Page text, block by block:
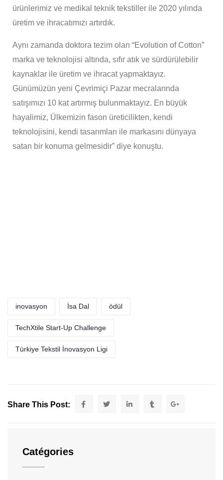
ürünlerimiz ve medikal teknik tekstiller ile 2020 yılında
üretim ve ihracatımızı artırdık.
Aynı zamanda doktora tezim olan “Evolution of Cotton”
marka ve teknolojisi altında, sıfır atık ve sürdürülebilir
kaynaklar ile üretim ve ihracat yapmaktayız.
Günümüzün yeni Çevrimiçi Pazar mecralarında
satışımızı 10 kat artırmış bulunmaktayız. En büyük
hayalimiz, Ülkemizin fason üreticilikten, kendi
teknolojisini, kendi tasarımları ile markasını dünyaya
satan bir konuma gelmesidir” diye konuştu.
inovasyon İsa Dal ödül
TechXtile Start-Up Challenge
Türkiye Tekstil İnovasyon Ligi
Share This Post:
Catégories